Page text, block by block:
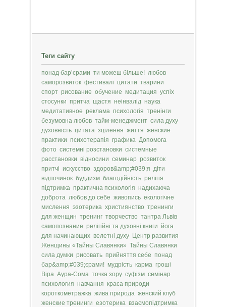
Теги сайту
понад бар’єрами ти можеш більше! любов
саморозвиток фестивалі цитати тварини
спорт рисование обучение медитация успіх
стосунки притча щастя неінвалід наука
медитативное реклама психологія тренінги
безумовна любов тайм-менеджмент сила духу
духовність цитата зцілення життя женские
практики психотерапія графика Допомога
фото системні розстановки системные
расстановки відносини семинар розвиток
притчі искусство здоров&amp;#039;я діти
відпочинок буддизм благодійність релігія
підтримка практична психологія надихаюча
доброта любов до себе живопись екологічне
мислення эзотерика християнство тренинги
для женщин тренинг творчество тантра Львів
самопознание релігійні та духовні книги йога
для начинающих велетні духу Центр развития
Женщины «Тайны Славянки» Тайны Славянки
сила думки рисовать прийняття себе понад
бар&amp;#039;єрами! мудрість карма гроші
Віра Аура-Сома точка зору суфізм семінар
психология навчання краса природи
короткометражка жива природа женский клуб
женские тренинги езотерика взаємопідтримка